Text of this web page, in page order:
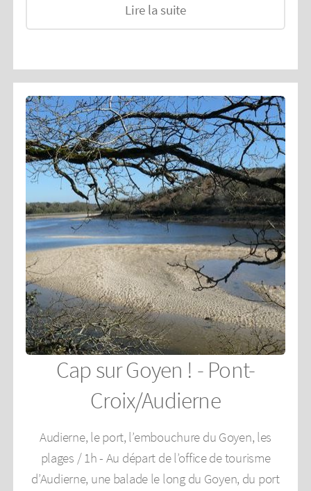
Lire la suite
Cap sur Goyen ! - Pont-
Croix/Audierne
Audierne, le port, l’embouchure du Goyen, les
plages / 1h - Au départ de l’office de tourisme
d’Audierne, une balade le long du Goyen, du port